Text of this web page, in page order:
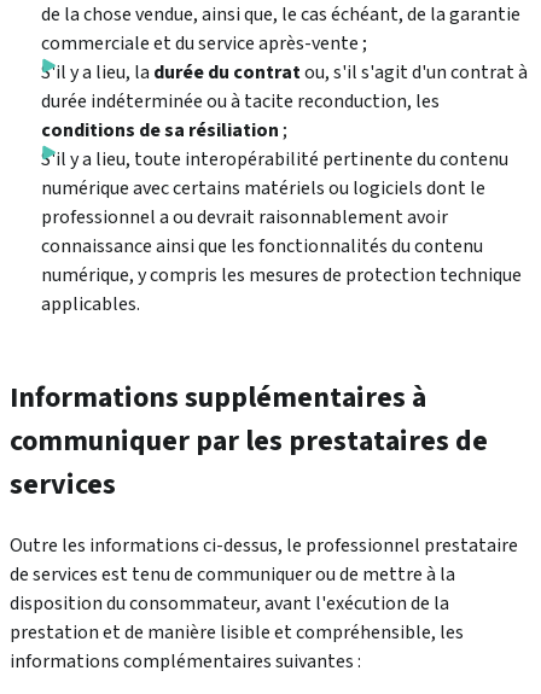
de la chose vendue, ainsi que, le cas échéant, de la garantie
commerciale et du service après-vente ;
S'il y a lieu, la durée du contratou, s'il s'agit d'un contrat à
durée indéterminée ou à tacite reconduction, les
conditions de sa résiliation;
S'il y a lieu, toute interopérabilité pertinente du contenu
numérique avec certains matériels ou logiciels dont le
professionnel a ou devrait raisonnablement avoir
connaissance ainsi que les fonctionnalités du contenu
numérique, y compris les mesures de protection technique
applicables.
Informations supplémentaires à
communiquer par les prestataires de
services
Outre les informations ci-dessus, le professionnel prestataire
de services est tenu de communiquer ou de mettre à la
disposition du consommateur, avant l'exécution de la
prestation et de manière lisible et compréhensible, les
informations complémentaires suivantes :